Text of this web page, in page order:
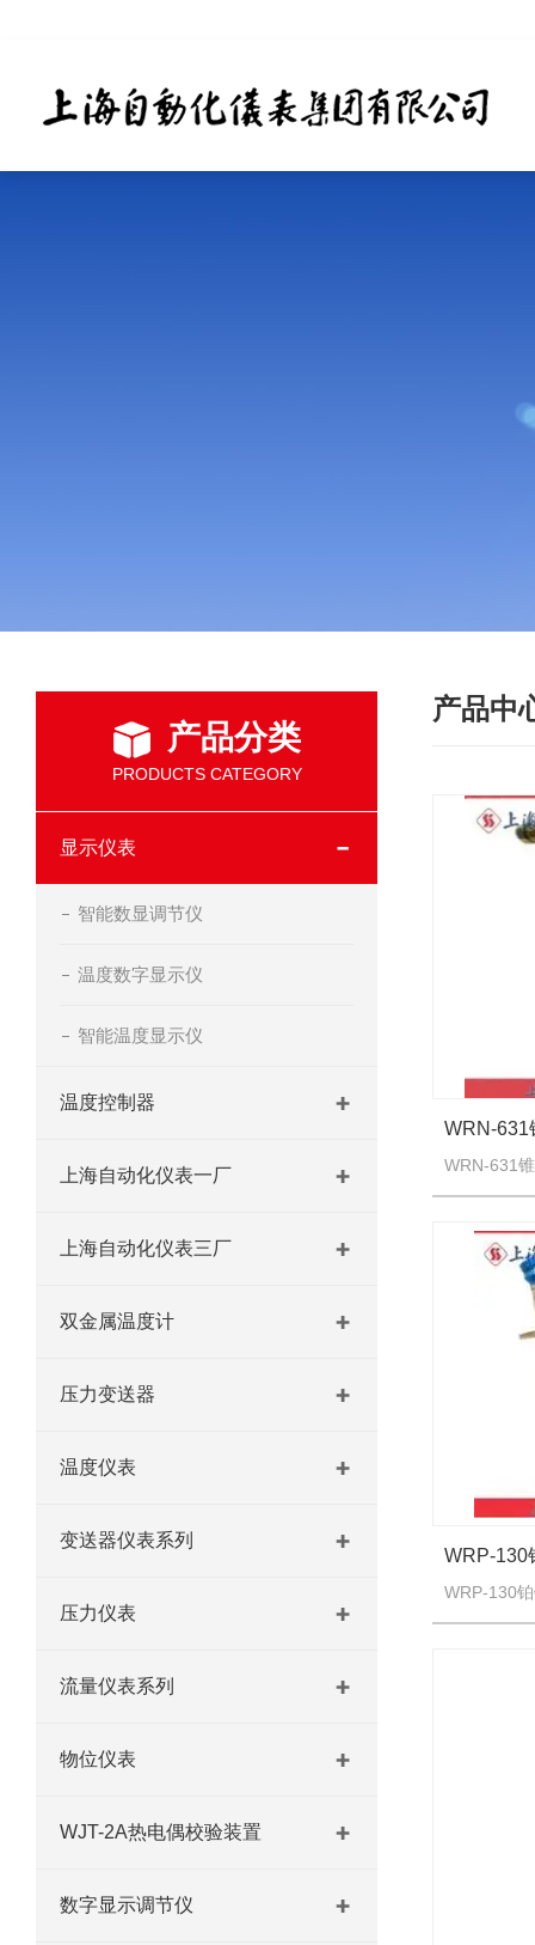
产品分类
PRODUCTS CATEGORY
显示仪表
智能数显调节仪
温度数字显示仪
智能温度显示仪
温度控制器
上海自动化仪表一厂
上海自动化仪表三厂
双金属温度计
压力变送器
温度仪表
变送器仪表系列
压力仪表
流量仪表系列
物位仪表
WJT-2A热电偶校验装置
数字显示调节仪
产品中